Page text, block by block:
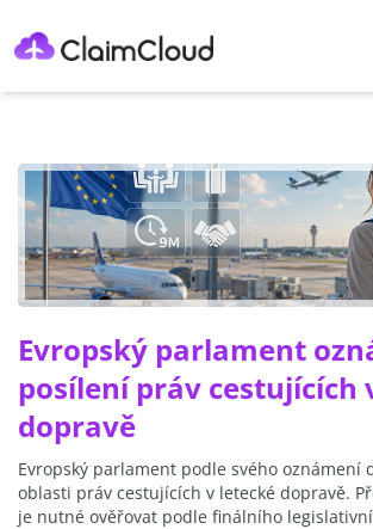
Evropský parlament
posílení práv cestujících
dopravě
Evropský parlament podle svého oznámení
oblasti práv cestujících v letecké dopravě.
je nutné ověřovat podle finálního